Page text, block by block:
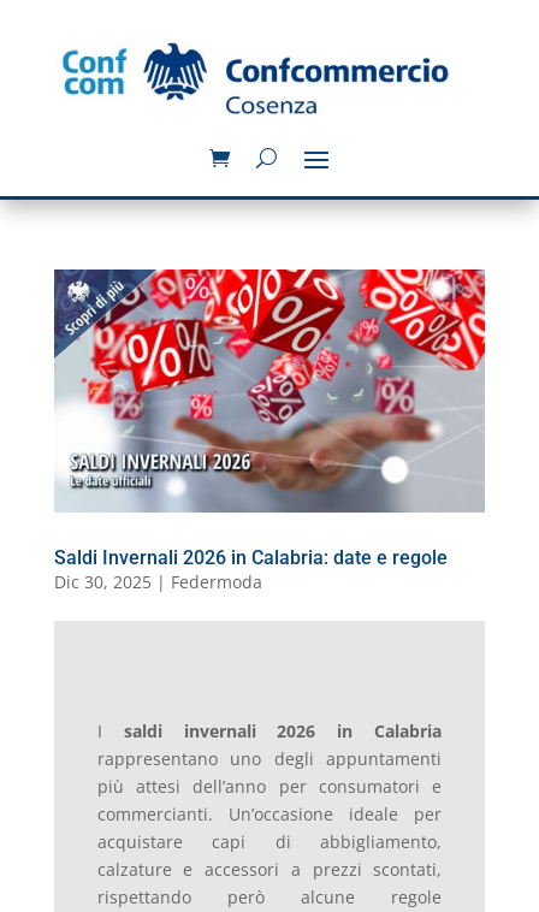
Saldi Invernali 2026 in Calabria: date e regole
Dic 30, 2025| Federmoda
I saldi invernali 2026 in Calabria
rappresentano uno degli appuntamenti
più attesi dell’anno per consumatori e
commercianti. Un’occasione ideale per
acquistare capi di abbigliamento,
calzature e accessori a prezzi scontati,
rispettando però alcune regole